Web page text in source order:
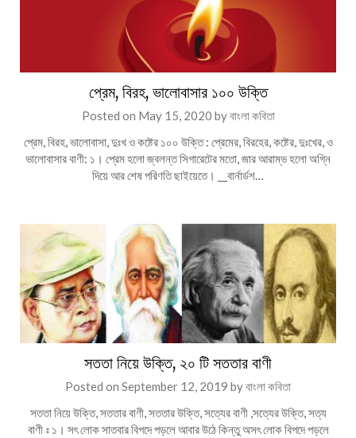
প্রেম, বিরহ, ভালোবাসার ১০০ উক্তি
Posted on May 15, 2020 byবাংলা কবিতা
প্রেম, বিরহ, ভালোবাসা, দুঃখ ও কষ্টের ১০০ উক্তি : প্রেমের, বিরহের, কষ্টের, দুঃখের, ও
ভালোবাসার বাণী: ১। প্রেম হলো জ্বলন্ত সিগারেটের মতো, জার আরাম্ভ হলো অগ্নি
দিয়ে আর শেষ পরিণতি ছাইয়েতে। __বার্নার্ডশ…
সততা নিয়ে উক্তি, ২০ টি সততার বাণী
Posted on September 12, 2019 byবাংলা কবিতা
সততা নিয়ে উক্তি, সততার বাণী, সততার উক্তি, সত্যের বাণী ,সত্যের উক্তি, সত্য
বাণী ঃ ১। সৎ লোক সাতবার বিপদে পড়লে আবার উঠে কিন্তু অসৎ লোক বিপদে পড়লে